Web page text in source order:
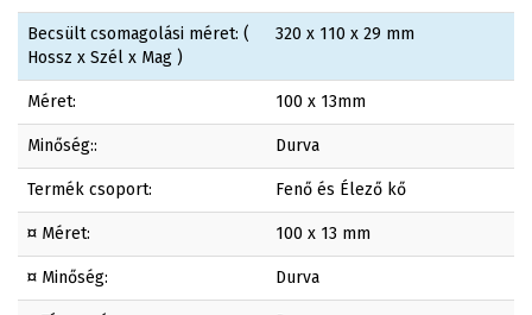
Becsült csomagolási méret: (
Hossz x Szél x Mag )
320 x 110 x 29 mm
Méret: 100 x 13mm
Minőség:: Durva
Termék csoport: Fenő és Élező kő
¤ Méret: 100 x 13 mm
¤ Minőség: Durva